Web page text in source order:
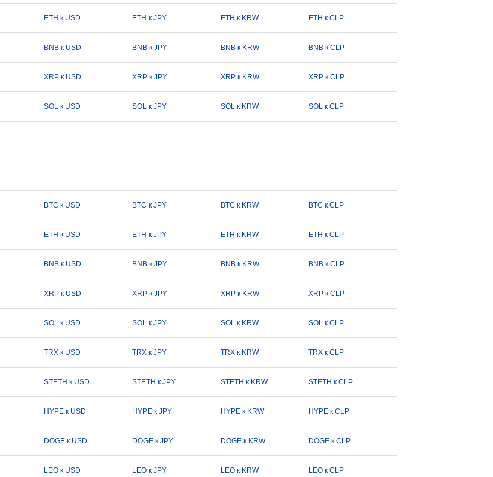
ETH к USD ETH к JPY ETH к KRW ETH к CLP
BNB к USD BNB к JPY BNB к KRW BNB к CLP
XRP к USD XRP к JPY XRP к KRW XRP к CLP
SOL к USD SOL к JPY SOL к KRW SOL к CLP
BTC к USD BTC к JPY BTC к KRW BTC к CLP
ETH к USD ETH к JPY ETH к KRW ETH к CLP
BNB к USD BNB к JPY BNB к KRW BNB к CLP
XRP к USD XRP к JPY XRP к KRW XRP к CLP
SOL к USD SOL к JPY SOL к KRW SOL к CLP
TRX к USD TRX к JPY TRX к KRW TRX к CLP
STETH к USD STETH к JPY STETH к KRW STETH к CLP
HYPE к USD HYPE к JPY HYPE к KRW HYPE к CLP
DOGE к USD DOGE к JPY DOGE к KRW DOGE к CLP
LEO к USD LEO к JPY LEO к KRW LEO к CLP